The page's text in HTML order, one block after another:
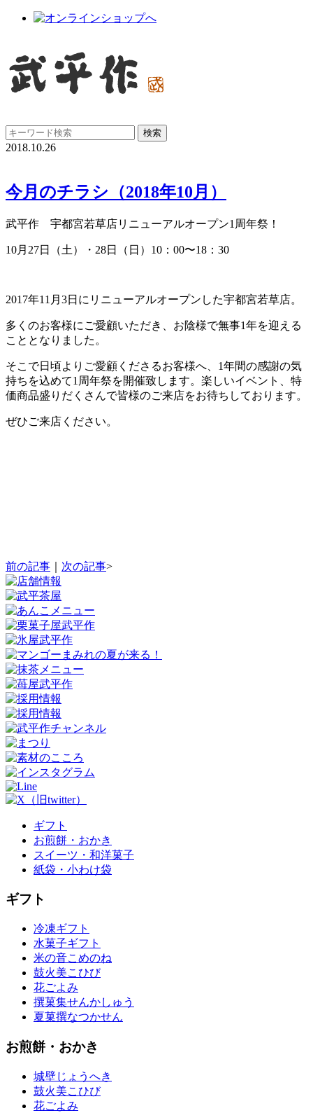
2018.10.26
今月のチラシ（2018年10月）
武平作 宇都宮若草店リニューアルオープン1周年祭！
10月27日（土）・28日（日）10：00〜18：30
2017年11月3日にリニューアルオープンした宇都宮若草店。
多くのお客様にご愛顧いただき、お陰様で無事1年を迎える
こととなりました。
そこで日頃よりご愛顧くださるお客様へ、1年間の感謝の気
持ちを込めて1周年祭を開催致します。楽しいイベント、特
価商品盛りだくさんで皆様のご来店をお待ちしております。
ぜひご来店ください。
前の記事 次の記事>
ギフト
お煎餅・おかき
スイーツ・和洋菓子
紙袋・小わけ袋
ギフト
冷凍ギフト
水菓子ギフト
米の音こめのね
鼓火美こひび
花ごよみ
撰菓集せんかしゅう
夏菓撰なつかせん
お煎餅・おかき
城壁じょうへき
鼓火美こひび
花ごよみ